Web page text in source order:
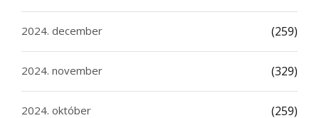
2024. december (259)
2024. november (329)
2024. október (259)